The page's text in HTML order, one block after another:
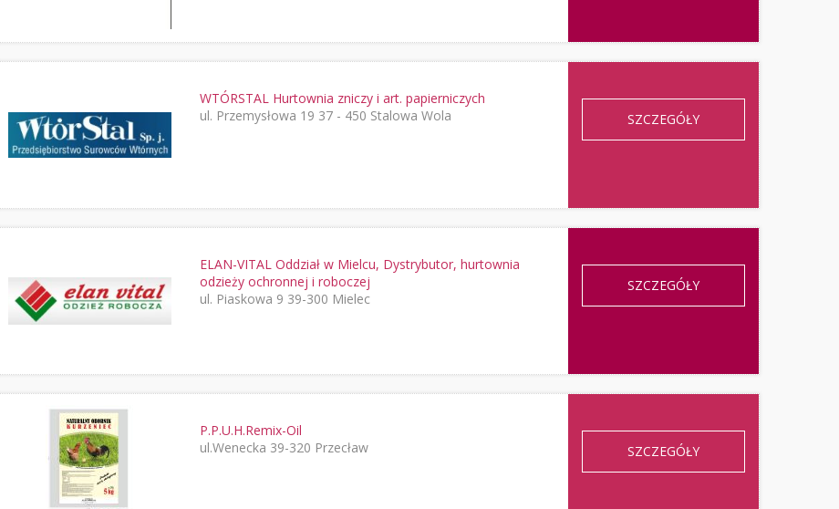
WTÓRSTAL Hurtownia zniczy i art. papierniczych
ul. Przemysłowa 19 37 - 450 Stalowa Wola
SZCZEGÓŁY
ELAN-VITAL Oddział w Mielcu, Dystrybutor, hurtownia
odzieży ochronnej i roboczej
ul. Piaskowa 9 39-300 Mielec
SZCZEGÓŁY
P.P.U.H.Remix-Oil
ul.Wenecka 39-320 Przecław
SZCZEGÓŁY